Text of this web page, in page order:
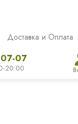
Доставка и Оплата
07
20:00